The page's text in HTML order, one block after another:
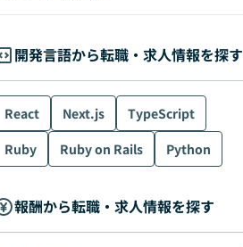
開発言語から転職・求人情報を探す
React Next.js
TypeScript
Ruby
Ruby on Rails Python
報酬から転職・求人情報を探す